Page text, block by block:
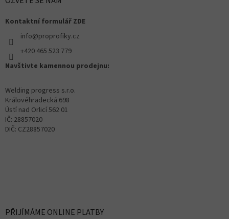
Kontaktní formulář ZDE
info@proprofiky.cz
+420 465 523 779
Navštivte kamennou prodejnu:
Welding progress s.r.o.
Královéhradecká 698
Ústí nad Orlicí 562 01
IČ: 28857020
DIČ: CZ28857020
PŘIJÍMÁME ONLINE PLATBY